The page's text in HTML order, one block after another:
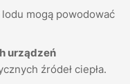
lodu mogą powodować
urządzeń
źródeł ciepła.